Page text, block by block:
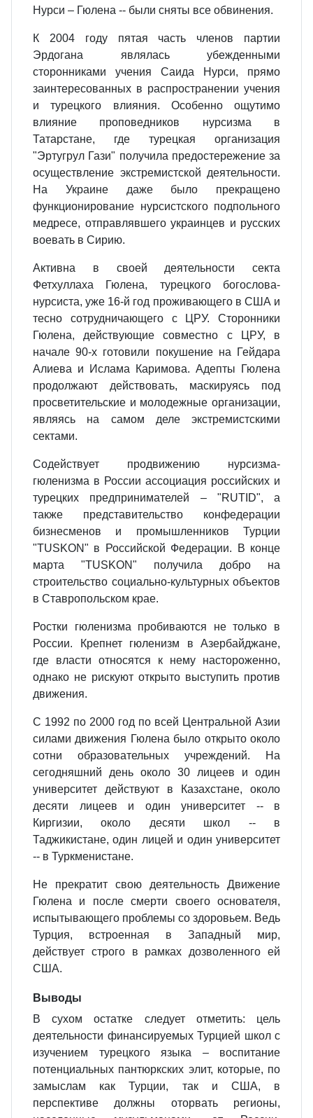
Нурси – Гюлена -- были сняты все обвинения.
К 2004 году пятая часть членов партии
Эрдогана являлась убежденными
сторонниками учения Саида Нурси, прямо
заинтересованных в распространении учения
и турецкого влияния. Особенно ощутимо
влияние проповедников нурсизма в
Татарстане, где турецкая организация
"Эртугрул Гази" получила предостережение за
осуществление экстремистской деятельности.
На Украине даже было прекращено
функционирование нурсистского подпольного
медресе, отправлявшего украинцев и русских
воевать в Сирию.
Активна в своей деятельности секта
Фетхуллаха Гюлена, турецкого богослова-
нурсиста, уже 16-й год проживающего в США и
тесно сотрудничающего с ЦРУ. Сторонники
Гюлена, действующие совместно с ЦРУ, в
начале 90-х готовили покушение на Гейдара
Алиева и Ислама Каримова. Адепты Гюлена
продолжают действовать, маскируясь под
просветительские и молодежные организации,
являясь на самом деле экстремистскими
сектами.
Содействует продвижению нурсизма-
гюленизма в России ассоциация российских и
турецких предпринимателей – "RUTID", а
также представительство конфедерации
бизнесменов и промышленников Турции
"TUSKON" в Российской Федерации. В конце
марта "TUSKON" получила добро на
строительство социально-культурных объектов
в Ставропольском крае.
Ростки гюленизма пробиваются не только в
России. Крепнет гюленизм в Азербайджане,
где власти относятся к нему настороженно,
однако не рискуют открыто выступить против
движения.
С 1992 по 2000 год по всей Центральной Азии
силами движения Гюлена было открыто около
сотни образовательных учреждений. На
сегодняшний день около 30 лицеев и один
университет действуют в Казахстане, около
десяти лицеев и один университет -- в
Киргизии, около десяти школ -- в
Таджикистане, один лицей и один университет
-- в Туркменистане.
Не прекратит свою деятельность Движение
Гюлена и после смерти своего основателя,
испытывающего проблемы со здоровьем. Ведь
Турция, встроенная в Западный мир,
действует строго в рамках дозволенного ей
США.
Выводы
В сухом остатке следует отметить: цель
деятельности финансируемых Турцией школ с
изучением турецкого языка – воспитание
потенциальных пантюркских элит, которые, по
замыслам как Турции, так и США, в
перспективе должны оторвать регионы,